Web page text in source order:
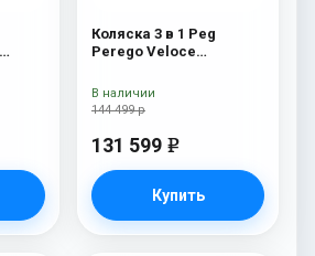
Коляска 3 в 1 Peg
Perego Veloce
Amour
144 499 р
131 599 e
Купить
В наличии